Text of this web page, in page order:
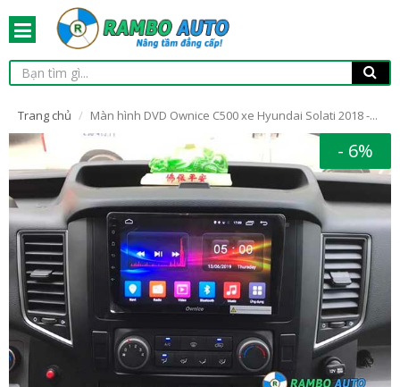
Trang chủ Màn hình DVD Ownice C500 xe Hyundai Solati 2018 -...
- 6%